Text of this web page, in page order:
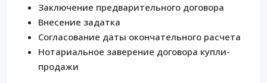
Заключение предварительного договора
Внесение задатка
Согласование даты окончательного расчета
Нотариальное заверение договора купли-
продажи